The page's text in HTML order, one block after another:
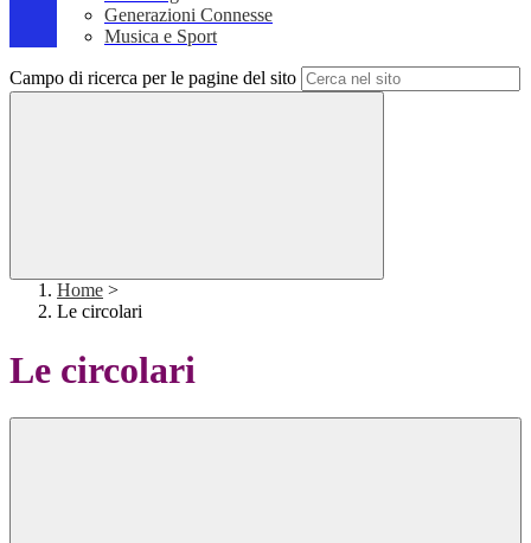
Generazioni Connesse
Musica e Sport
Campo di ricerca per le pagine del sito
Home >
Le circolari
Le circolari